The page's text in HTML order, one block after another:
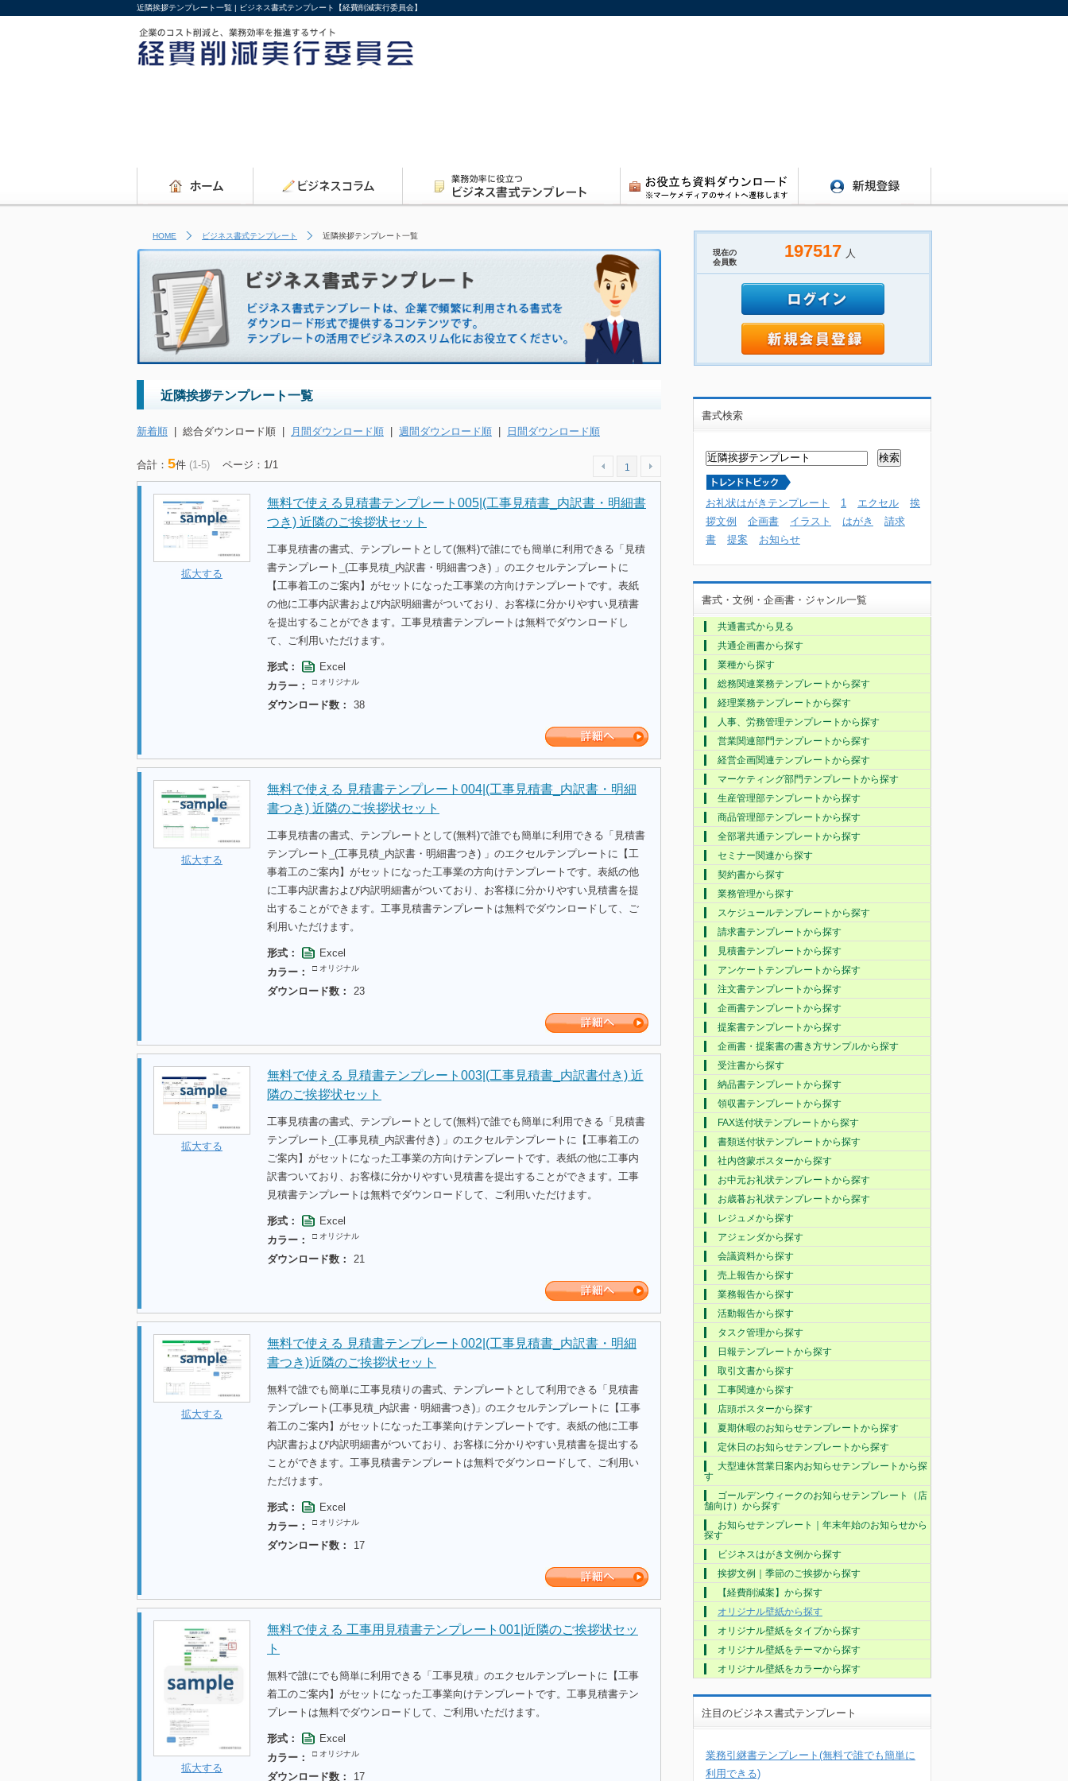
近隣挨拶テンプレート一覧 | ビジネス書式テンプレート【経費削減実行委員会】
HOME ビジネス書式テンプレート 近隣挨拶テンプレート一覧
近隣挨拶テンプレート一覧
新着順 | 総合ダウンロード順 | 月間ダウンロード順 | 週間ダウンロード順 | 日間ダウンロード順
合計： 5件 (1-5) ページ：1/1 1
拡大する
無料で使える見積書テンプレート005|(工事見積書_内訳書・明細書
つき) 近隣のご挨拶状セット
工事見積書の書式、テンプレートとして(無料)で誰にでも簡単に利用できる「見積
書テンプレート_(工事見積_内訳書・明細書つき) 」のエクセルテンプレートに
【工事着工のご案内】がセットになった工事業の方向けテンプレートです。表紙
の他に工事内訳書および内訳明細書がついており、お客様に分かりやすい見積書
を提出することができます。工事見積書テンプレートは無料でダウンロードし
て、ご利用いただけます。
形式：
Excel
カラー：
□ オリジナル
ダウンロード数： 38
拡大する
無料で使える 見積書テンプレート004|(工事見積書_内訳書・明細
書つき) 近隣のご挨拶状セット
工事見積書の書式、テンプレートとして(無料)で誰でも簡単に利用できる「見積書
テンプレート_(工事見積_内訳書・明細書つき) 」のエクセルテンプレートに【工
事着工のご案内】がセットになった工事業の方向けテンプレートです。表紙の他
に工事内訳書および内訳明細書がついており、お客様に分かりやすい見積書を提
出することができます。工事見積書テンプレートは無料でダウンロードして、ご
利用いただけます。
形式：
Excel
カラー：
□ オリジナル
ダウンロード数： 23
拡大する
無料で使える 見積書テンプレート003|(工事見積書_内訳書付き) 近
隣のご挨拶状セット
工事見積書の書式、テンプレートとして(無料)で誰でも簡単に利用できる「見積書
テンプレート_(工事見積_内訳書付き) 」のエクセルテンプレートに【工事着工の
ご案内】がセットになった工事業の方向けテンプレートです。表紙の他に工事内
訳書ついており、お客様に分かりやすい見積書を提出することができます。工事
見積書テンプレートは無料でダウンロードして、ご利用いただけます。
形式：
Excel
カラー：
□ オリジナル
ダウンロード数： 21
拡大する
無料で使える 見積書テンプレート002|(工事見積書_内訳書・明細
書つき)近隣のご挨拶状セット
無料で誰でも簡単に工事見積りの書式、テンプレートとして利用できる「見積書
テンプレート(工事見積_内訳書・明細書つき)」のエクセルテンプレートに【工事
着工のご案内】がセットになった工事業向けテンプレートです。表紙の他に工事
内訳書および内訳明細書がついており、お客様に分かりやすい見積書を提出する
ことができます。工事見積書テンプレートは無料でダウンロードして、ご利用い
ただけます。
形式：
Excel
カラー：
□ オリジナル
ダウンロード数： 17
拡大する
無料で使える 工事用見積書テンプレート001|近隣のご挨拶状セッ
ト
無料で誰にでも簡単に利用できる「工事見積」のエクセルテンプレートに【工事
着工のご案内】がセットになった工事業向けテンプレートです。工事見積書テン
プレートは無料でダウンロードして、ご利用いただけます。
形式：
Excel
カラー：
□ オリジナル
ダウンロード数： 17
現在の
会員数
197517 人
書式検索
お礼状はがきテンプレート 1 エクセル
挨
拶文例
企画書 イラスト はがき
請求
書
提案 お知らせ
書式・文例・企画書・ジャンル一覧
共通書式から見る
共通企画書から探す
業種から探す
総務関連業務テンプレートから探す
経理業務テンプレートから探す
人事、労務管理テンプレートから探す
営業関連部門テンプレートから探す
経営企画関連テンプレートから探す
マーケティング部門テンプレートから探す
生産管理部テンプレートから探す
商品管理部テンプレートから探す
全部署共通テンプレートから探す
セミナー関連から探す
契約書から探す
業務管理から探す
スケジュールテンプレートから探す
請求書テンプレートから探す
見積書テンプレートから探す
アンケートテンプレートから探す
注文書テンプレートから探す
企画書テンプレートから探す
提案書テンプレートから探す
企画書・提案書の書き方サンプルから探す
受注書から探す
納品書テンプレートから探す
領収書テンプレートから探す
FAX送付状テンプレートから探す
書類送付状テンプレートから探す
社内啓蒙ポスターから探す
お中元お礼状テンプレートから探す
お歳暮お礼状テンプレートから探す
レジュメから探す
アジェンダから探す
会議資料から探す
売上報告から探す
業務報告から探す
活動報告から探す
タスク管理から探す
日報テンプレートから探す
取引文書から探す
工事関連から探す
店頭ポスターから探す
夏期休暇のお知らせテンプレートから探す
定休日のお知らせテンプレートから探す
大型連休営業日案内お知らせテンプレートから探
す
ゴールデンウィークのお知らせテンプレート（店
舗向け）から探す
お知らせテンプレート｜年末年始のお知らせから
探す
ビジネスはがき文例から探す
挨拶文例｜季節のご挨拶から探す
【経費削減案】から探す
オリジナル壁紙から探す
オリジナル壁紙をタイプから探す
オリジナル壁紙をテーマから探す
オリジナル壁紙をカラーから探す
注目のビジネス書式テンプレート
業務引継書テンプレート(無料で誰でも簡単に
利用できる)